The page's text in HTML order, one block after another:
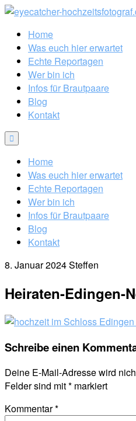
Home
Was euch hier erwartet
Echte Reportagen
Wer bin ich
Infos für Brautpaare
Blog
Kontakt
Home
Was euch hier erwartet
Echte Reportagen
Wer bin ich
Infos für Brautpaare
Blog
Kontakt
8. Januar 2024Steffen
Heiraten-Edingen-
Schreibe einen
Deine E-Mail-Adresse wird
Felder sind mit* markiert
Kommentar*